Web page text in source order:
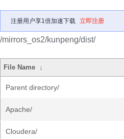
注册用户享1倍加速下载 立即注册
/mirrors_os2/kunpeng/dist/
File Name ↓
Parent directory/
Apache/
Cloudera/